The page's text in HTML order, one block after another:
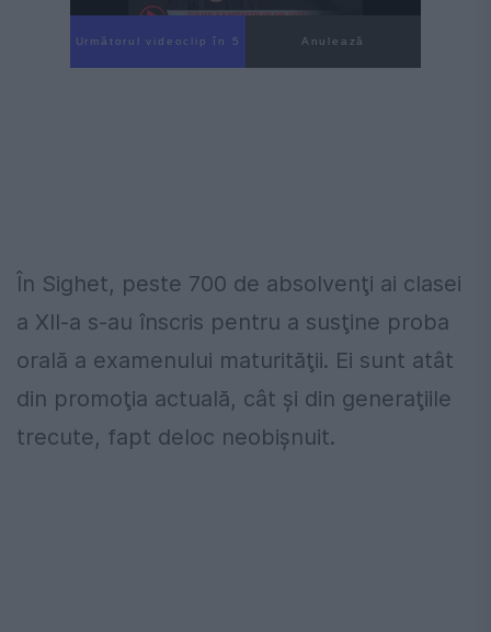
Următorul videoclip în 4 Anulează
În Sighet, peste 700 de absolvenţi ai clasei
a XII-a s-au înscris pentru a susţine proba
orală a examenului maturităţii. Ei sunt atât
din promoţia actuală, cât şi din generaţiile
trecute, fapt deloc neobişnuit.